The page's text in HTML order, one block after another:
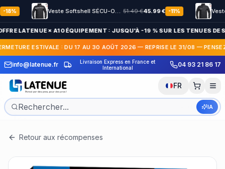
% Veste Softshell SÉCU-ONE HV-TAPE Sécurité Privée noir 51.49€45.99€ -11 %
LATENUE × A10 ÉQUIPEMENT : JUSQU'À -19 % SUR LES TENUES
ESTIVALE : DU 17 AU 30 AOÛT 2026 — REPRISE LE 31/08 —
info@latenue.fr
Livraison Express en France et
International
Paiement en 3x / 4x sans frais 30
04 93 21 86 17
FR
IA
Retour aux récompenses